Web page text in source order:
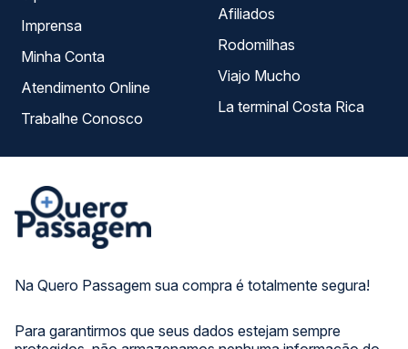
Na Quero Passagem sua compra é totalmente segura!
Para garantirmos que seus dados estejam sempre
Imprensa
Minha Conta
Atendimento Online
Trabalhe Conosco
Afiliados
Rodomilhas
Viajo Mucho
La terminal Costa Rica